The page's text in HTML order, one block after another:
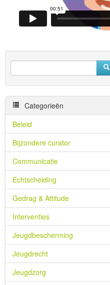
Categorieën
Beleid
Bijzondere curator
Communicatie
Echtscheiding
Gedrag & Attitude
Interventies
Jeugdbescherming
Jeugdrecht
Jeugdzorg